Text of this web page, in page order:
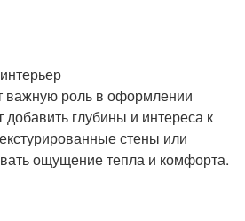
важную роль в оформлении
глубины и интереса к
стены или
ощущение тепла и комфорта.